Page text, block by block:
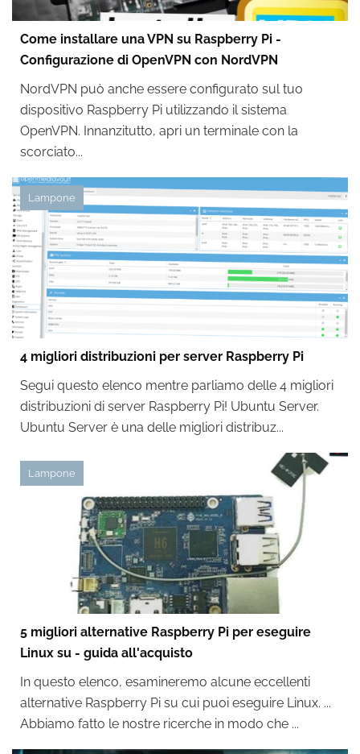
Come installare una VPN su Raspberry Pi -
Configurazione di OpenVPN con NordVPN
NordVPN può anche essere configurato sul tuo
dispositivo Raspberry Pi utilizzando il sistema
OpenVPN. Innanzitutto, apri un terminale con la
scorciato...
Lampone
4 migliori distribuzioni per server Raspberry Pi
Segui questo elenco mentre parliamo delle 4 migliori
distribuzioni di server Raspberry Pi! Ubuntu Server.
Ubuntu Server è una delle migliori distribuz...
Lampone
5 migliori alternative Raspberry Pi per eseguire
Linux su - guida all'acquisto
In questo elenco, esamineremo alcune eccellenti
alternative Raspberry Pi su cui puoi eseguire Linux. ...
Abbiamo fatto le nostre ricerche in modo che ...